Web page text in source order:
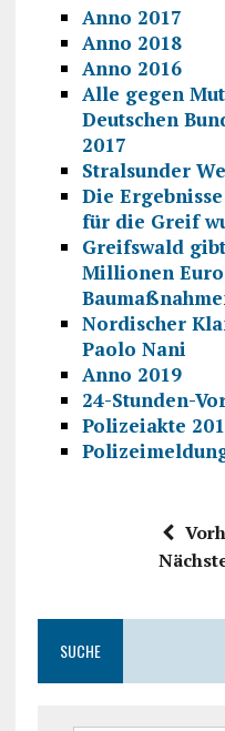
Anno 2017
Anno 2018
Anno 2016
Alle gegen
Deutschen
2017
Stralsunder
Die
für die Greif
Greifswald
Millionen
Nordischer
Paolo Nani
Anno 2019
24-Stunden-
Polizeiakte
SUCHE